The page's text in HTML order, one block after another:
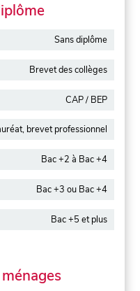
Sans diplôme
Brevet des collèges
CAP / BEP
brevet professionnel
Bac +2 à Bac +4
Bac +3 ou Bac +4
Bac +5 et plus